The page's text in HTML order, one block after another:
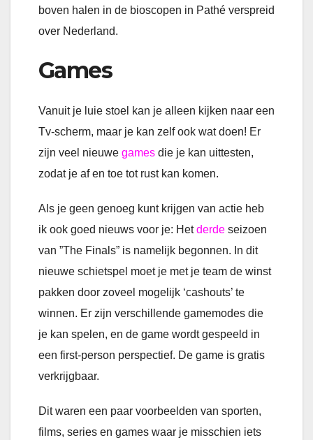
boven halen in de bioscopen in Pathé verspreid
over Nederland.
Games
Vanuit je luie stoel kan je alleen kijken naar een
Tv-scherm, maar je kan zelf ook wat doen! Er
zijn veel nieuwe games die je kan uittesten,
zodat je af en toe tot rust kan komen.
Als je geen genoeg kunt krijgen van actie heb
ik ook goed nieuws voor je: Hetderde seizoen
van ”The Finals” is namelijk begonnen. In dit
nieuwe schietspel moet je met je team de winst
pakken door zoveel mogelijk ‘cashouts’ te
winnen. Er zijn verschillende gamemodes die
je kan spelen, en de game wordt gespeeld in
een first-person perspectief. De game is gratis
verkrijgbaar.
Dit waren een paar voorbeelden van sporten,
films, series en games waar je misschien iets